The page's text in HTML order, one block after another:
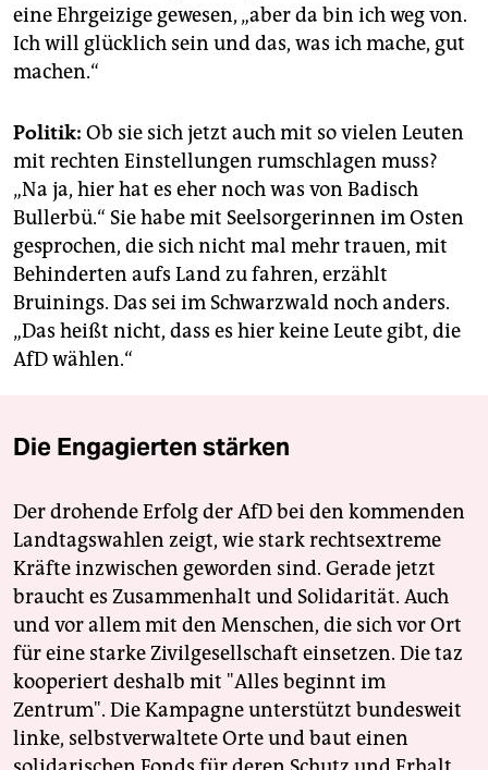
eine Ehrgeizige gewesen, „aber da bin ich weg von.
Ich will glücklich sein und das, was ich mache, gut
machen.“
Politik: Ob sie sich jetzt auch mit so vielen Leuten
mit rechten Einstellungen rumschlagen muss?
„Na ja, hier hat es eher noch was von Badisch
Bullerbü.“ Sie habe mit Seelsorgerinnen im Osten
gesprochen, die sich nicht mal mehr trauen, mit
Behinderten aufs Land zu fahren, erzählt
Bruinings. Das sei im Schwarzwald noch anders.
„Das heißt nicht, dass es hier keine Leute gibt, die
AfD wählen.“
Die Engagierten stärken
Der drohende Erfolg der AfD bei den kommenden
Landtagswahlen zeigt, wie stark rechtsextreme
Kräfte inzwischen geworden sind. Gerade jetzt
braucht es Zusammenhalt und Solidarität. Auch
und vor allem mit den Menschen, die sich vor Ort
für eine starke Zivilgesellschaft einsetzen. Die taz
kooperiert deshalb mit "Alles beginnt im
Zentrum". Die Kampagne unterstützt bundesweit
linke, selbstverwaltete Orte und baut einen